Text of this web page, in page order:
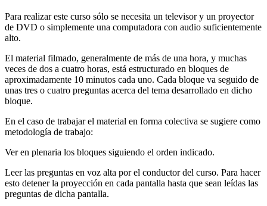
Para realizar este curso sólo se necesita un televisor y un proyector
de DVD o simplemente una computadora con audio suficientemente
alto.
El material filmado, generalmente de más de una hora, y muchas
veces de dos a cuatro horas, está estructurado en bloques de
aproximadamente 10 minutos cada uno. Cada bloque va seguido de
unas tres o cuatro preguntas acerca del tema desarrollado en dicho
bloque.
En el caso de trabajar el material en forma colectiva se sugiere como
metodología de trabajo:
Ver en plenaria los bloques siguiendo el orden indicado.
Leer las preguntas en voz alta por el conductor del curso. Para hacer
esto detener la proyección en cada pantalla hasta que sean leídas las
preguntas de dicha pantalla.